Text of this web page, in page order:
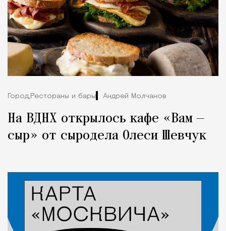
Город, Рестораны и бары Андрей Молчанов
На ВДНХ открылось кафе «Вам —
сыр» от сыродела Олеси Шевчук